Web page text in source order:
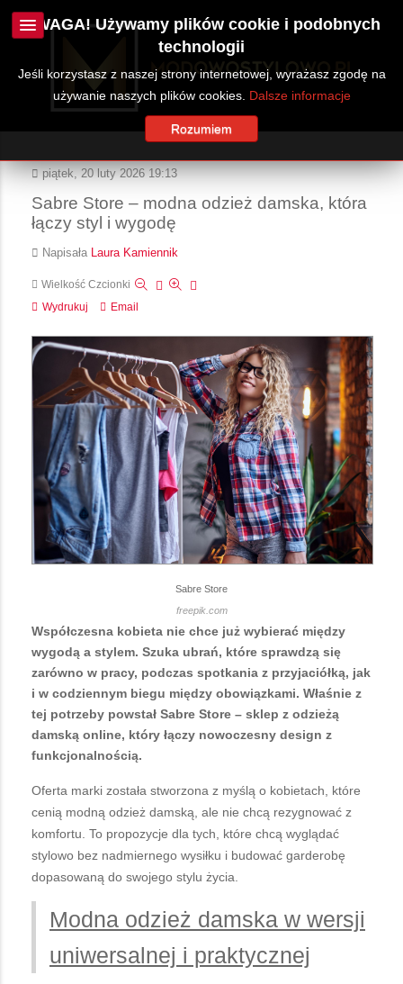
piątek, 20 luty 2026 19:13
Sabre Store – modna odzież damska, która
łączy styl i wygodę
Napisała Laura Kamiennik
Wielkość Czcionki
Wydrukuj
Email
Sabre Store
freepik.com
Współczesna kobieta nie chce już wybierać między
wygodą a stylem. Szuka ubrań, które sprawdzą się
zarówno w pracy, podczas spotkania z przyjaciółką, jak
i w codziennym biegu między obowiązkami. Właśnie z
tej potrzeby powstał Sabre Store – sklep z odzieżą
damską online, który łączy nowoczesny design z
funkcjonalnością.
Oferta marki została stworzona z myślą o kobietach, które
cenią modną odzież damską, ale nie chcą rezygnować z
komfortu. To propozycje dla tych, które chcą wyglądać
stylowo bez nadmiernego wysiłku i budować garderobę
dopasowaną do swojego stylu życia.
Modna odzież damska w wersji
uniwersalnej i praktycznej
UWAGA! Używamy plików cookie i podobnych
technologii
Jeśli korzystasz z naszej strony internetowej, wyrażasz zgodę na
używanie naszych plików cookies. Dalsze informacje
Rozumiem